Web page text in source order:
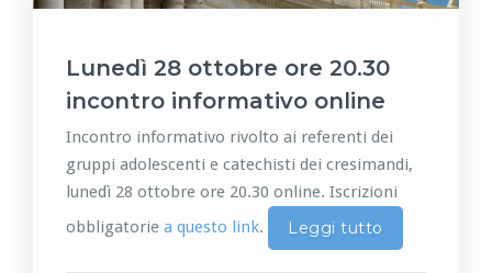
Lunedì 28 ottobre ore 20.30
incontro informativo online
Incontro informativo rivolto ai referenti dei
gruppi adolescenti e catechisti dei cresimandi,
lunedì 28 ottobre ore 20.30 online. Iscrizioni
obbligatorie a questo link. Leggi tutto